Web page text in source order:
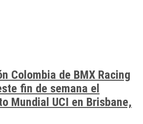
Colombia de BMX Racing
fin de semana el
Mundial UCI en Brisbane,